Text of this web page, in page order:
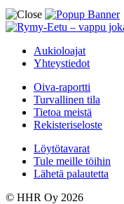
Aukioloajat
Yhteystiedot
Oiva-raportti
Turvallinen tila
Tietoa meistä
Rekisteriseloste
Löytötavarat
Tule meille töihin
Lähetä palautetta
© HHR Oy 2026